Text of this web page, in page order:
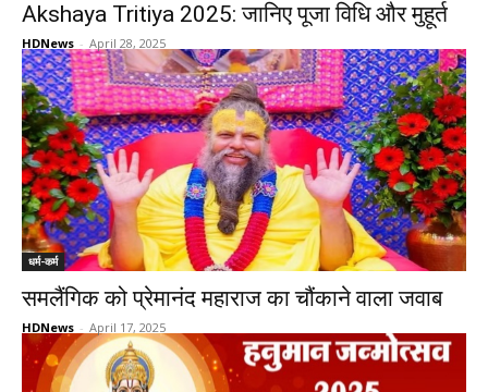
Akshaya Tritiya 2025: जानिए पूजा विधि और मुहूर्त
HDNews - April 28, 2025
धर्म-कर्म
समलैंगिक को प्रेमानंद महाराज का चौंकाने वाला जवाब
HDNews - April 17, 2025